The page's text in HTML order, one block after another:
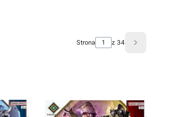
Strona z 34 Następne